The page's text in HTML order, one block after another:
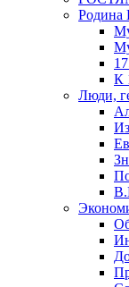
Родина
К
Люди,